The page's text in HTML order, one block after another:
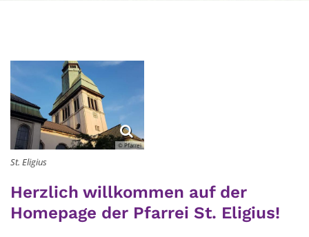
© Pfarrei
St. Eligius
Herzlich willkommen auf der
Homepage der Pfarrei St. Eligius!